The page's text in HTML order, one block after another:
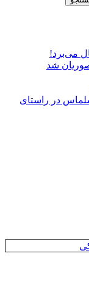
می‌برد!
شد
در راستای